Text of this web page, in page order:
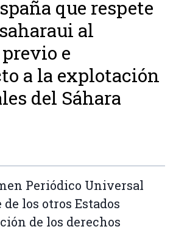
que respete
al
e
a la explotación
del Sáhara
Periódico Universal
los otros Estados
de los derechos